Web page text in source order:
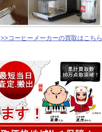
>>コーヒーメーカーの買取はこちら